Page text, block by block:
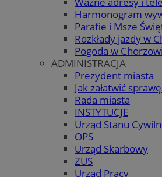
Harmonogram
Parafie i Msze
Rozkłady jazdy w
Pogoda w
ADMINISTRACJA
Prezydent miasta
Jak załatwić
Rada miasta
INSTYTUCJE
Urząd Stanu
OPS
Urząd Skarbowy
ZUS
Urząd Pracy